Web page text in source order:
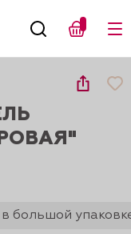
в большой